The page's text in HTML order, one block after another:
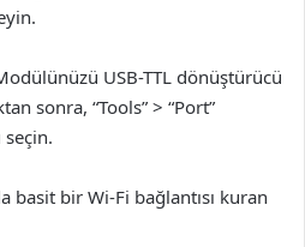
USB-TTL dönüştürücü
sonra, “Tools” > “Port”
basit bir Wi-Fi bağlantısı kuran